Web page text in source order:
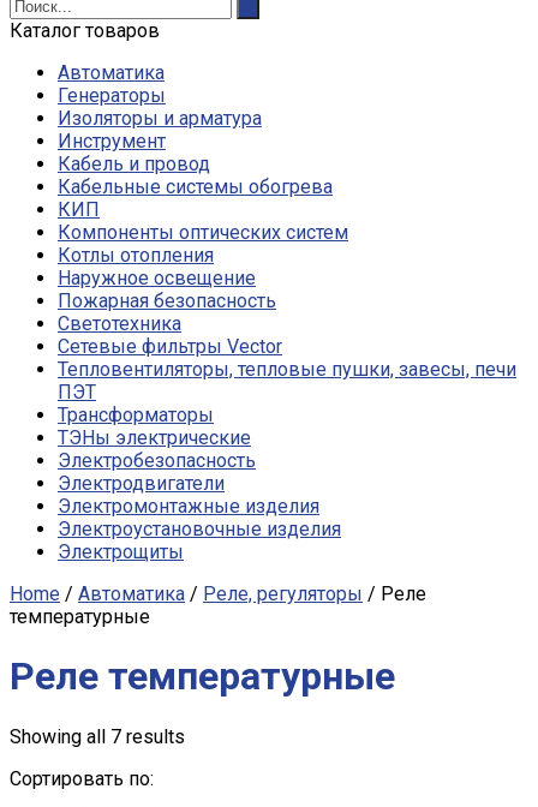
Каталог товаров
Автоматика
Генераторы
Изоляторы и арматура
Инструмент
Кабель и провод
Кабельные системы обогрева
КИП
Компоненты оптических систем
Котлы отопления
Наружное освещение
Пожарная безопасность
Светотехника
Сетевые фильтры Vector
Тепловентиляторы, тепловые пушки, завесы, печи
ПЭТ
Трансформаторы
ТЭНы электрические
Электробезопасность
Электродвигатели
Электромонтажные изделия
Электроустановочные изделия
Электрощиты
Home / Автоматика / Реле, регуляторы / Реле
температурные
Реле температурные
Showing all 7 results
Сортировать по: